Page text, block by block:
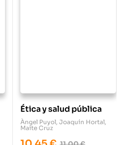
Ética y salud pública
Àngel Puyol, Joaquín Hortal,
Maite Cruz